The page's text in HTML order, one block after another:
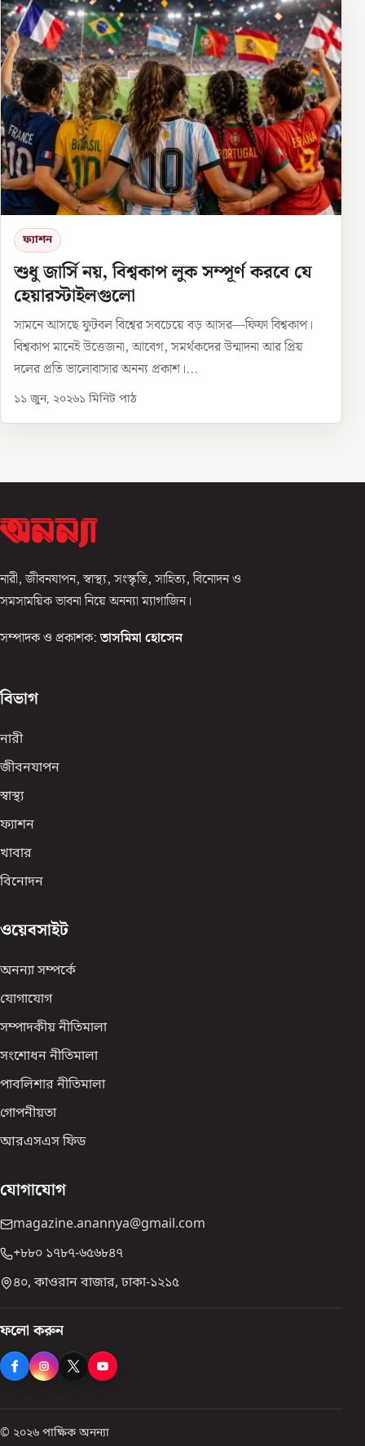
ফ্যাশন
শুধু জার্সি নয়, বিশ্বকাপ লুক সম্পূর্ণ করবে যে
হেয়ারস্টাইলগুলো
সামনে আসছে ফুটবল বিশ্বের সবচেয়ে বড় আসর—ফিফা বিশ্বকাপ।
বিশ্বকাপ মানেই উত্তেজনা, আবেগ, সমর্থকদের উন্মাদনা আর প্রিয়
দলের প্রতি ভালোবাসার অনন্য প্রকাশ।...
১১ জুন, ২০২৬১ মিনিট পাঠ
নারী, জীবনযাপন, স্বাস্থ্য, সংস্কৃতি, সাহিত্য, বিনোদন ও
সমসাময়িক ভাবনা নিয়ে অনন্যা ম্যাগাজিন।
সম্পাদক ও প্রকাশক: তাসমিমা হোসেন
বিভাগ
নারী
জীবনযাপন
স্বাস্থ্য
ফ্যাশন
খাবার
বিনোদন
ওয়েবসাইট
অনন্যা সম্পর্কে
যোগাযোগ
সম্পাদকীয় নীতিমালা
সংশোধন নীতিমালা
পাবলিশার নীতিমালা
গোপনীয়তা
আরএসএস ফিড
যোগাযোগ
magazine.anannya@gmail.com
+৮৮০ ১৭৮৭-৬৫৬৮৪৭
৪০, কাওরান বাজার, ঢাকা-১২১৫
ফলো করুন
© ২০২৬ পাক্ষিক অনন্যা